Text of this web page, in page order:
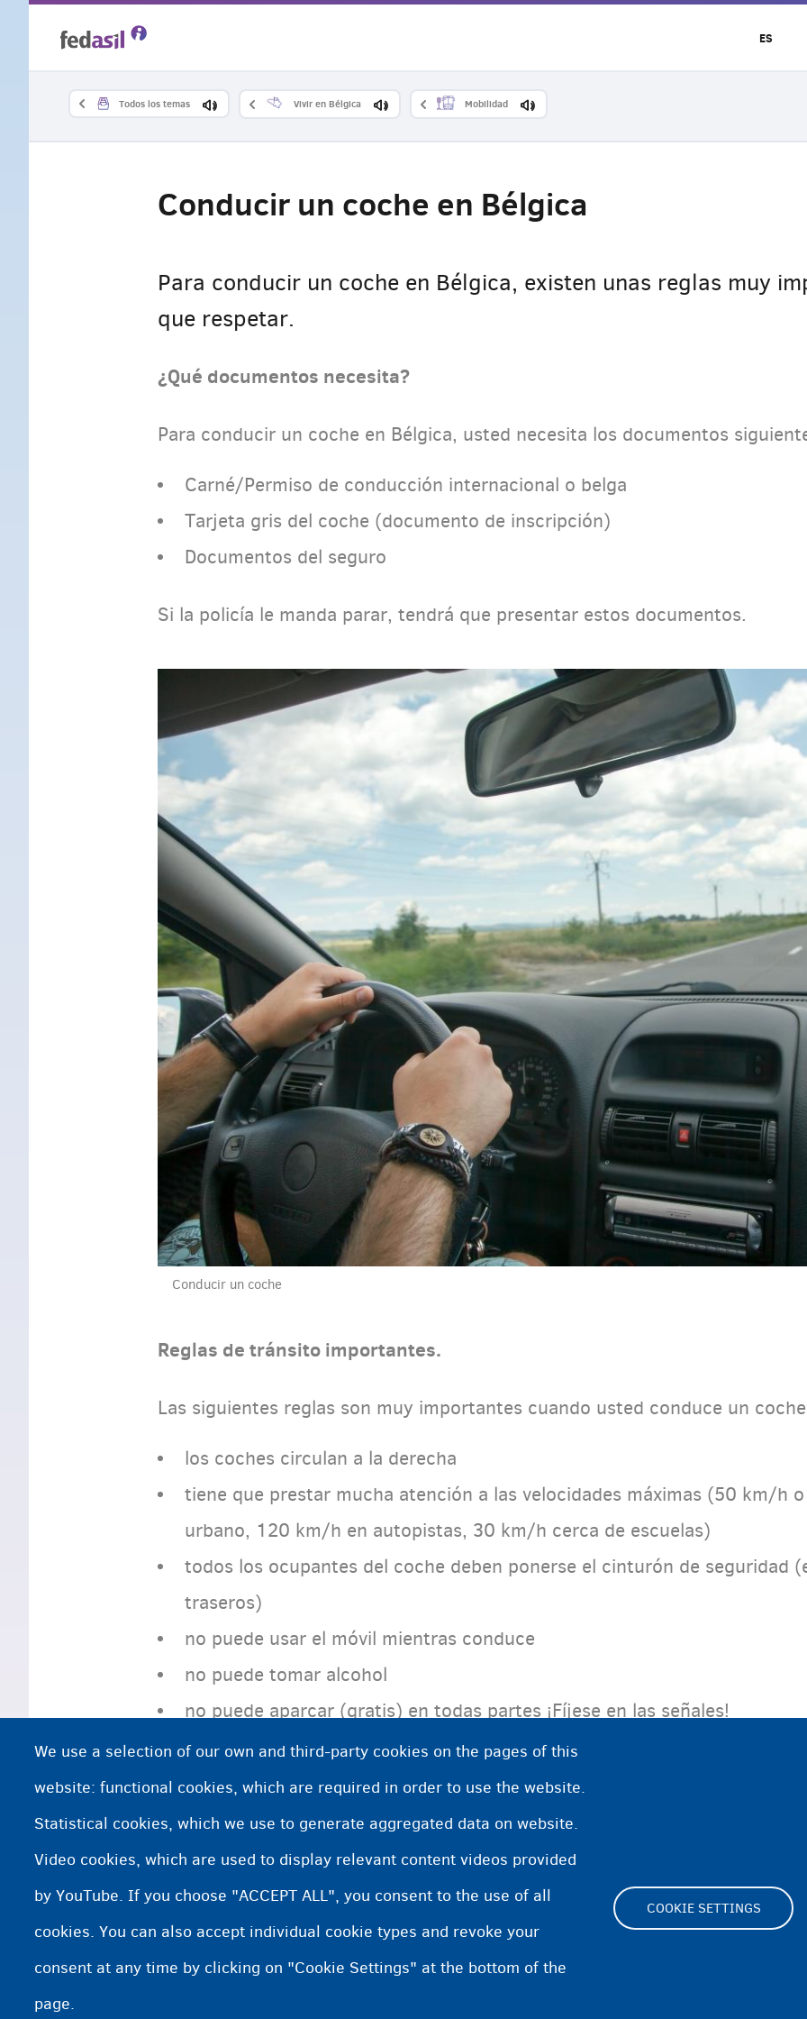
Todos los temas Vivir en Bélgica Mobilidad
Conducir un coche en Bélgica
Para conducir un coche en Bélgica, existen unas reglas muy
que respetar.
¿Qué documentos necesita?
Para conducir un coche en Bélgica, usted necesita los documentos
Carné/Permiso de conducción internacional o belga
Tarjeta gris del coche (documento de inscripción)
Documentos del seguro
Si la policía le manda parar, tendrá que presentar estos documentos.
Conducir un coche
Reglas de tránsito importantes.
Las siguientes reglas son muy importantes cuando usted conduce un
los coches circulan a la derecha
tiene que prestar mucha atención a las velocidades máximas (50 km/h
urbano, 120 km/h en autopistas, 30 km/h cerca de escuelas)
todos los ocupantes del coche deben ponerse el cinturón de seguridad
traseros)
no puede usar el móvil mientras conduce
no puede tomar alcohol
no puede aparcar (gratis) en todas partes ¡Fíjese en las señales!
en cruces sin semáforos tiene que ceder el paso a la derecha
Información adicional
Un permiso de conducir belga
We use a selection of our own and third-party cookies on the pages of this
website: functional cookies, which are required in order to use the website.
Statistical cookies, which we use to generate aggregated data on website.
Video cookies, which are used to display relevant content videos provided
by YouTube. If you choose "ACCEPT ALL", you consent to the use of all
cookies. You can also accept individual cookie types and revoke your
consent at any time by clicking on "Cookie Settings" at the bottom of the
page.
COOKIE SETTINGS
Footer
ES